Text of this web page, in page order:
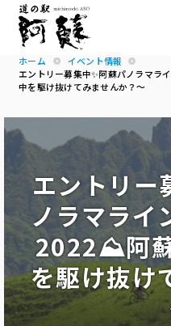
ホーム
イベント情報
エントリー募集中✨阿蘇パノラマラ
中を駆け抜けてみませんか？～
エントリー
ノラマライ
2022⛰阿
を駆け抜け